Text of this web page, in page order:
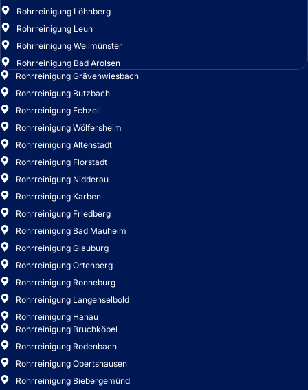
Rohrreinigung Florstadt
Rohrreinigung Nidderau
Rohrreinigung Karben
Rohrreinigung Friedberg
Rohrreinigung Bad Mauheim
Rohrreinigung Glauburg
Rohrreinigung Ortenberg
Rohrreinigung Ronneburg
Rohrreinigung Langenselbold
Rohrreinigung Hanau
Rohrreinigung Gedern
Rohrreinigung Birstein
Rohrreinigung Kefenrod
Rohrreinigung Brachttal